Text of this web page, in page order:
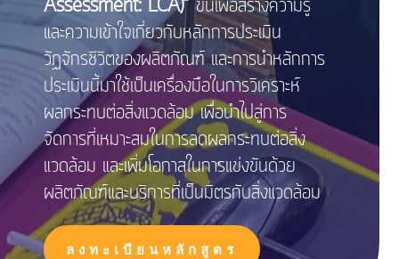
Assessment: LCA)”ขึ้นเพื่อสร้างความรู้
และความเข้าใจเกี่ยวกับหลักการประเมิน
วัฏจักรชีวิตของผลิตภัณฑ์ และการนำหลักการ
ประเมินนี้มาใช้เป็นเครื่องมือในการวิเคราะห์
ผลกระทบต่อสิ่งแวดล้อม เพื่อนำไปสู่การ
จัดการที่เหมาะสมในการลดผลกระทบต่อสิ่ง
แวดล้อม และเพิ่มโอกาสในการแข่งขันด้วย
ผลิตภัณฑ์และบริการที่เป็นมิตรกับสิ่งแวดล้อม
ลงทะเบียนหลักสูตร